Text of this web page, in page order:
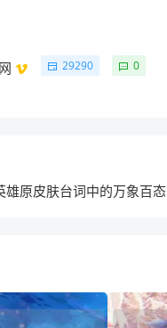
29290 0
雄原皮肤台词中的万象百态